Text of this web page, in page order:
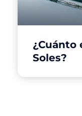
¿Cuánto
Soles?